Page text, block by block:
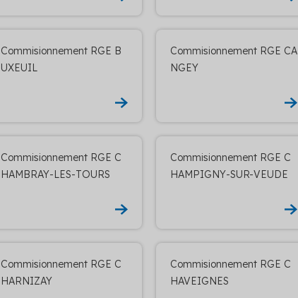
Commisionnement RGE B
UXEUIL
Commisionnement RGE CA
NGEY
Commisionnement RGE C
HAMBRAY-LES-TOURS
Commisionnement RGE C
HAMPIGNY-SUR-VEUDE
Commisionnement RGE C
HARNIZAY
Commisionnement RGE C
HAVEIGNES